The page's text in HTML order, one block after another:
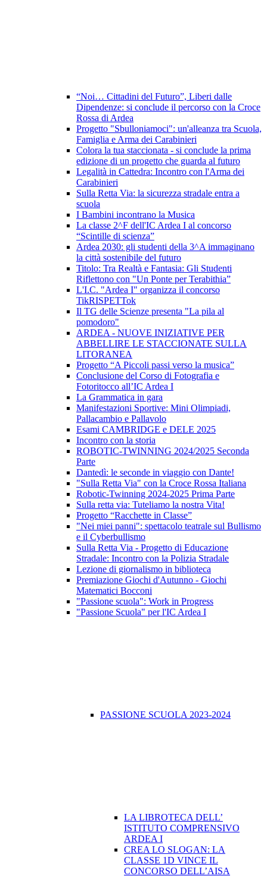
“Noi… Cittadini del Futuro”, Liberi dalle
Dipendenze: si conclude il percorso con la Croce
Rossa di Ardea
Progetto "Sbulloniamoci": un'alleanza tra Scuola,
Famiglia e Arma dei Carabinieri
Colora la tua staccionata - si conclude la prima
edizione di un progetto che guarda al futuro
Legalità in Cattedra: Incontro con l'Arma dei
Carabinieri
Sulla Retta Via: la sicurezza stradale entra a
scuola
I Bambini incontrano la Musica
La classe 2^F dell'IC Ardea I al concorso
“Scintille di scienza”
Ardea 2030: gli studenti della 3^A immaginano
la città sostenibile del futuro
Titolo: Tra Realtà e Fantasia: Gli Studenti
Riflettono con "Un Ponte per Terabithia”
L'I.C. "Ardea I" organizza il concorso
TikRISPETTok
Il TG delle Scienze presenta "La pila al
pomodoro"
ARDEA - NUOVE INIZIATIVE PER
ABBELLIRE LE STACCIONATE SULLA
LITORANEA
Progetto “A Piccoli passi verso la musica”
Conclusione del Corso di Fotografia e
Fotoritocco all’IC Ardea I
La Grammatica in gara
Manifestazioni Sportive: Mini Olimpiadi,
Pallacambio e Pallavolo
Esami CAMBRIDGE e DELE 2025
Incontro con la storia
ROBOTIC-TWINNING 2024/2025 Seconda
Parte
Dantedì: le seconde in viaggio con Dante!
"Sulla Retta Via" con la Croce Rossa Italiana
Robotic-Twinning 2024-2025 Prima Parte
Sulla retta via: Tuteliamo la nostra Vita!
Progetto “Racchette in Classe”
"Nei miei panni": spettacolo teatrale sul Bullismo
e il Cyberbullismo
Sulla Retta Via - Progetto di Educazione
Stradale: Incontro con la Polizia Stradale
Lezione di giornalismo in biblioteca
Premiazione Giochi d'Autunno - Giochi
Matematici Bocconi
"Passione scuola": Work in Progress
"Passione Scuola" per l'IC Ardea I
PASSIONE SCUOLA 2023-2024
LA LIBROTECA DELL’
ISTITUTO COMPRENSIVO
ARDEA I
CREA LO SLOGAN: LA
CLASSE 1D VINCE IL
CONCORSO DELL’AISA